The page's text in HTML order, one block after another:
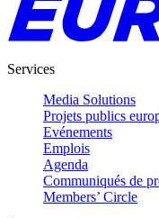
Services
Media Solutions
Projets publics
Evénements
Emplois
Agenda
Communiqués de
Members’ Circle